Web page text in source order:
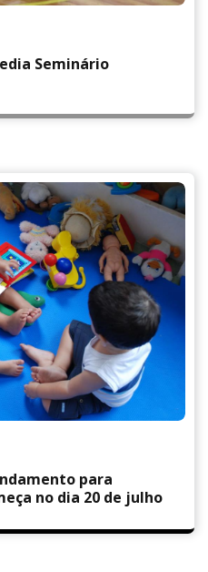
Seminário
para
no dia 20 de julho